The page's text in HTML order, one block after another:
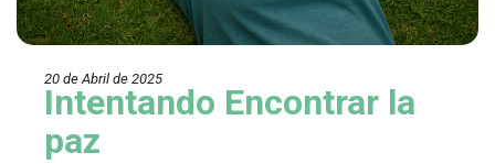
20 de Abril de 2025
Intentando Encontrar la
paz